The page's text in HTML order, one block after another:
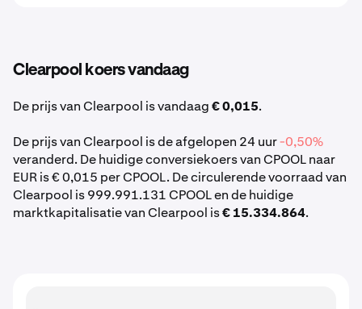
Clearpool koers vandaag
De prijs van Clearpool is vandaag€ 0,015.
De prijs van Clearpool is de afgelopen 24 uur-0,50%
veranderd. De huidige conversiekoers van CPOOL naar
EUR is € 0,015 per CPOOL. De circulerende voorraad van
Clearpool is 999.991.131 CPOOL en de huidige
marktkapitalisatie van Clearpool is€ 15.334.864.